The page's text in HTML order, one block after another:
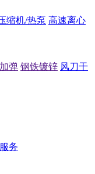
缩机/热泵 高速离心
弹 钢铁镀锌 风刀干
务